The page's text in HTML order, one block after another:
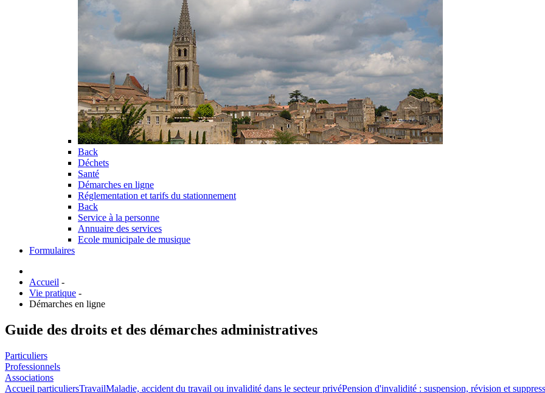
Back
Déchets
Santé
Démarches en ligne
Réglementation et tarifs du stationnement
Back
Service à la personne
Annuaire des services
Ecole municipale de musique
Formulaires
Accueil -
Vie pratique -
Démarches en ligne
Guide des droits et des démarches administratives
Particuliers
Professionnels
Associations
Accueil particuliersTravailMaladie, accident du travail ou invalidité dans le secteur privéPension d'invalidité : suspension, révision et